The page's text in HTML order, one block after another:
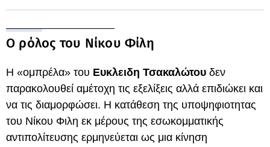
Ο ρόλος του Νίκου Φίλη
Η «ομπρέλα» του Ευκλειδη Τσακαλώτου δεν
παρακολουθεί αμέτοχη τις εξελίξεις αλλά επιδιώκει και
να τις διαμορφώσει. Η κατάθεση της υποψηφιοτητας
του Νίκου Φιλη εκ μέρους της εσωκομματικής
αντιπολίτευσης ερμηνεύεται ως μια κίνηση